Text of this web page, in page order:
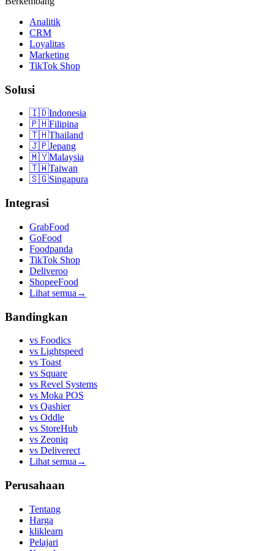
Analitik
CRM
Loyalitas
Marketing
TikTok Shop
Solusi
🇮🇩Indonesia
🇵🇭Filipina
🇹🇭Thailand
🇯🇵Jepang
🇲🇾Malaysia
🇹🇼Taiwan
🇸🇬Singapura
Integrasi
GrabFood
GoFood
Foodpanda
TikTok Shop
Deliveroo
ShopeeFood
Lihat semua →
Bandingkan
vs Foodics
vs Lightspeed
vs Toast
vs Square
vs Revel Systems
vs Moka POS
vs Qashier
vs Oddle
vs StoreHub
vs Zeoniq
vs Deliverect
Lihat semua →
Perusahaan
Tentang
Harga
kliklearn
Pelajari